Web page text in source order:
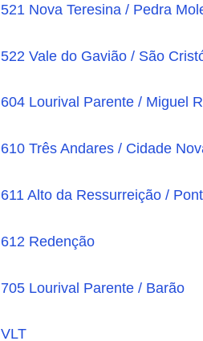
521 Nova Teresina / Pedra
522 Vale do Gavião / São
604 Lourival Parente / Miguel
610 Três Andares / Cidade
611 Alto da Ressurreição /
612 Redenção
705 Lourival Parente / Barão
VLT